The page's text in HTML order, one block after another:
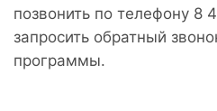
позвонить по телефону 8
запросить обратный
программы.